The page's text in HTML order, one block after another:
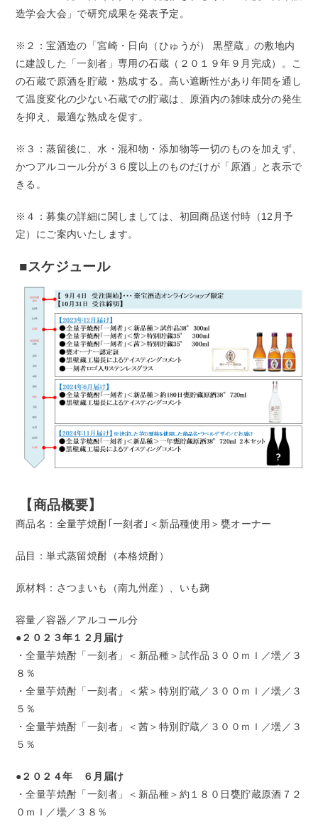
造学会大会」で研究成果を発表予定。
※２：宝酒造の「宮崎・日向（ひゅうが） 黒壁蔵」の敷地内
に建設した「一刻者」専用の石蔵（２０１９年９月完成）。こ
の石蔵で原酒を貯蔵・熟成する。高い遮断性があり年間を通し
て温度変化の少ない石蔵での貯蔵は、原酒内の雑味成分の発生
を抑え、最適な熟成を促す。
※３：蒸留後に、水・混和物・添加物等一切のものを加えず、
かつアルコール分が３６度以上のものだけが「原酒」と表示で
きる。
※４：募集の詳細に関しましては、初回商品送付時（12月予
定）にご案内いたします。
■スケジュール
【商品概要】
商品名：全量芋焼酎｢一刻者｣＜新品種使用＞甕オーナー
品目：単式蒸留焼酎（本格焼酎）
原材料：さつまいも（南九州産）、いも麹
容量／容器／アルコール分
●２０２３年１２月届け
・全量芋焼酎「一刻者」＜新品種＞試作品３００ｍｌ／壜／３
８％
・全量芋焼酎「一刻者」＜紫＞特別貯蔵／３００ｍｌ／壜／３
５％
・全量芋焼酎「一刻者」＜茜＞特別貯蔵／３００ｍｌ／壜／３
５％
●２０２４年 ６月届け
・全量芋焼酎「一刻者」＜新品種＞約１８０日甕貯蔵原酒７２
０ｍｌ／壜／３８％